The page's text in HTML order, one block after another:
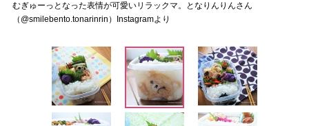
むぎゅーっとなった表情が可愛いリラックマ。となりんりんさん
（@smilebento.tonarinrin）Instagramより